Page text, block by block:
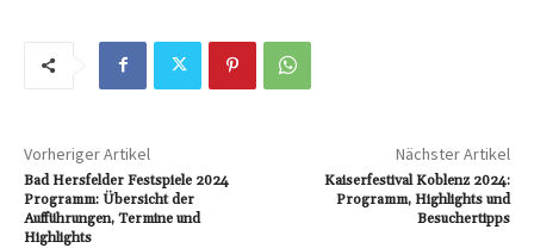
Vorheriger Artikel
Bad Hersfelder Festspiele 2024
Programm: Übersicht der
Aufführungen, Termine und
Highlights
Nächster Artikel
Kaiserfestival Koblenz 2024:
Programm, Highlights und
Besuchertipps